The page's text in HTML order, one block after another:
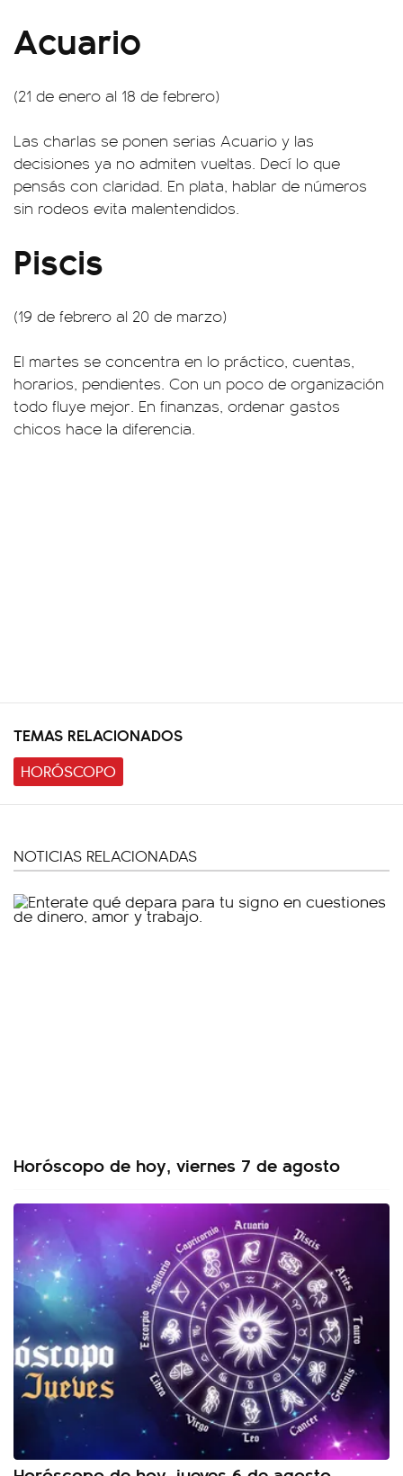
Acuario
(21 de enero al 18 de febrero)
Las charlas se ponen serias Acuario y las
decisiones ya no admiten vueltas. Decí lo que
pensás con claridad. En plata, hablar de números
sin rodeos evita malentendidos.
Piscis
(19 de febrero al 20 de marzo)
El martes se concentra en lo práctico, cuentas,
horarios, pendientes. Con un poco de organización
todo fluye mejor. En finanzas, ordenar gastos
chicos hace la diferencia.
TEMAS RELACIONADOS
HORÓSCOPO
NOTICIAS RELACIONADAS
Horóscopo de hoy, viernes 7 de agosto